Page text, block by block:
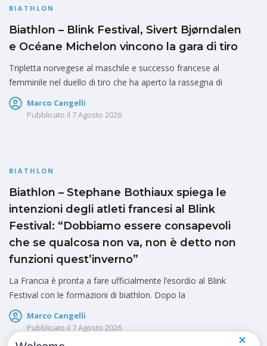
BIATHLON
Biathlon – Blink Festival, Sivert Bjørndalen
e Océane Michelon vincono la gara di tiro
Tripletta norvegese al maschile e successo francese al
femminile nel duello di tiro che ha aperto la rassegna di
Marco Cangelli
Pubblicato il 7 Agosto 2026
BIATHLON
Biathlon – Stephane Bothiaux spiega le
intenzioni degli atleti francesi al Blink
Festival: “Dobbiamo essere consapevoli
che se qualcosa non va, non è detto non
funzioni quest’inverno”
La Francia è pronta a fare ufficialmente l’esordio al Blink
Festival con le formazioni di biathlon. Dopo la
Marco Cangelli
Pubblicato il 7 Agosto 2026